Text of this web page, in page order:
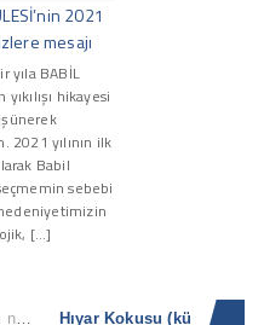
2021
mesajı
yıla BABİL
yıkılışı hikayesi
2021 yılının ilk
Babil
sebebi
[…]